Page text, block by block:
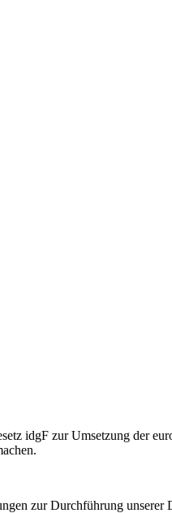
idgF zur Umsetzung der
zur Durchführung unserer